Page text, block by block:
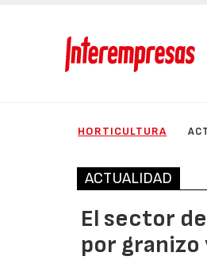
HORTICULTURA
ACTUALIDAD
El sector
por